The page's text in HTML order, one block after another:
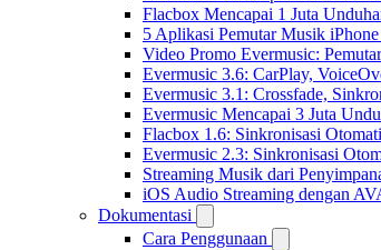
Flacbox Mencapai 1 Juta
5 Aplikasi Pemutar Musik
Video Promo Evermusic:
Evermusic 3.6: CarPlay,
Evermusic 3.1: Crossfade,
Evermusic Mencapai 3 Juta
Flacbox 1.6: Sinkronisasi
Evermusic 2.3: Sinkronisasi
Streaming Musik dari
iOS Audio Streaming dengan
Dokumentasi
Cara Penggunaan